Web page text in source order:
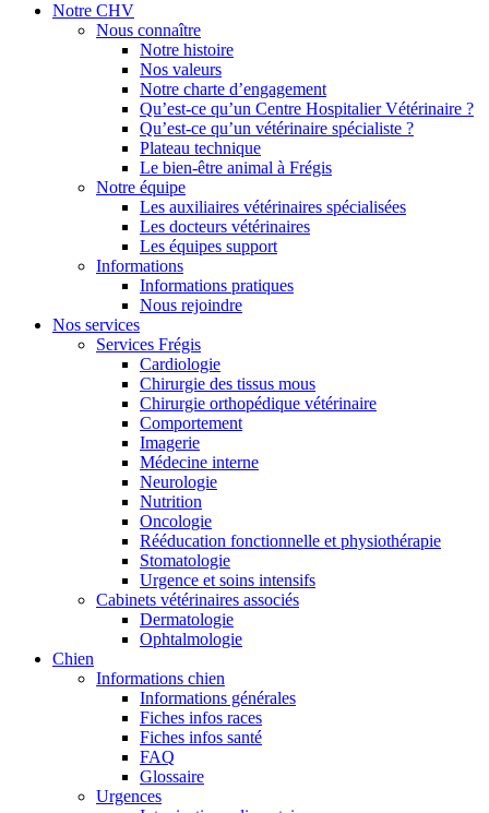
Notre CHV
Nous connaître
Notre histoire
Nos valeurs
Notre charte d’engagement
Qu’est-ce qu’un Centre Hospitalier Vétérinaire ?
Qu’est-ce qu’un vétérinaire spécialiste ?
Plateau technique
Le bien-être animal à Frégis
Notre équipe
Les auxiliaires vétérinaires spécialisées
Les docteurs vétérinaires
Les équipes support
Informations
Informations pratiques
Nous rejoindre
Nos services
Services Frégis
Cardiologie
Chirurgie des tissus mous
Chirurgie orthopédique vétérinaire
Comportement
Imagerie
Médecine interne
Neurologie
Nutrition
Oncologie
Rééducation fonctionnelle et physiothérapie
Stomatologie
Urgence et soins intensifs
Cabinets vétérinaires associés
Dermatologie
Ophtalmologie
Chien
Informations chien
Informations générales
Fiches infos races
Fiches infos santé
FAQ
Glossaire
Urgences